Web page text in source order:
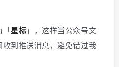
「星标 」，这样当公众号文
到推送消息，避免错过我